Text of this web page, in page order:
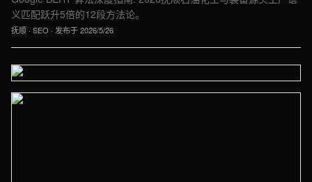
义匹配跃升5倍的12段方法论。
抚顺 · SEO · 发布于2026/5/26